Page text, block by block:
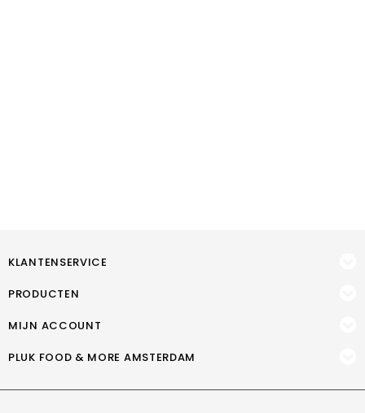
KLANTENSERVICE
PRODUCTEN
MIJN ACCOUNT
PLUK FOOD & MORE AMSTERDAM